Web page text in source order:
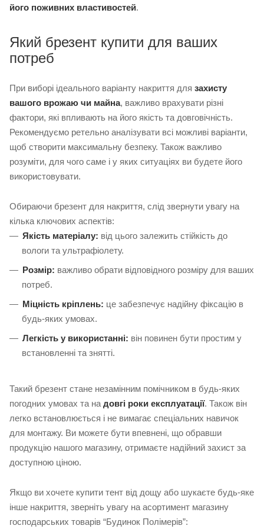
його поживних властивостей.
Який брезент купити для ваших
потреб
При виборі ідеального варіанту накриття для захисту
вашого врожаю чи майна, важливо врахувати різні
фактори, які впливають на його якість та довговічність.
Рекомендуємо ретельно аналізувати всі можливі варіанти,
щоб створити максимальну безпеку. Також важливо
розуміти, для чого саме і у яких ситуаціях ви будете його
використовувати.
Обираючи брезент для накриття, слід звернути увагу на
кілька ключових аспектів:
Якість матеріалу: від цього залежить стійкість до
вологи та ультрафіолету.
Розмір: важливо обрати відповідного розміру для ваших
потреб.
Міцність кріплень: це забезпечує надійну фіксацію в
будь-яких умовах.
Легкість у використанні: він повинен бути простим у
встановленні та знятті.
Такий брезент стане незамінним помічником в будь-яких
погодних умовах та на довгі роки експлуатації. Також він
легко встановлюється і не вимагає спеціальних навичок
для монтажу. Ви можете бути впевнені, що обравши
продукцію нашого магазину, отримаєте надійний захист за
доступною ціною.
Якщо ви хочете купити тент від дощу або шукаєте будь-яке
інше накриття, зверніть увагу на асортимент магазину
господарських товарів “Будинок Полімерів”: